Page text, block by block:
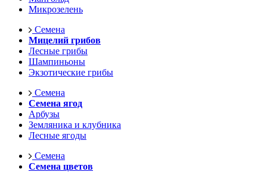
Микрозелень
Семена
Мицелий грибов
Лесные грибы
Шампиньоны
Экзотические грибы
Семена
Семена ягод
Арбузы
Земляника и клубника
Лесные ягоды
Семена
Семена цветов